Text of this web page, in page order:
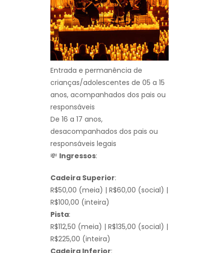
Entrada e permanência de
crianças/adolescentes de 05 a 15
anos, acompanhados dos pais ou
responsáveis
De 16 a 17 anos,
desacompanhados dos pais ou
responsáveis legais
💸 Ingressos:
Cadeira Superior:
R$50,00 (meia) | R$60,00 (social) |
R$100,00 (inteira)
Pista:
R$112,50 (meia) | R$135,00 (social) |
R$225,00 (inteira)
Cadeira Inferior: